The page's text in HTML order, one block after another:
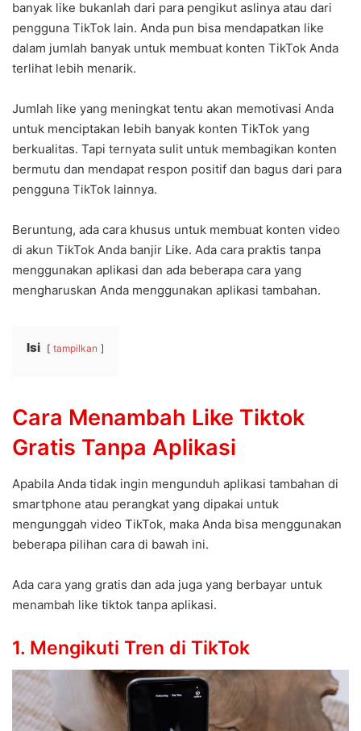
banyak like bukanlah dari para pengikut aslinya atau dari
pengguna TikTok lain. Anda pun bisa mendapatkan like
dalam jumlah banyak untuk membuat konten TikTok Anda
terlihat lebih menarik.
Jumlah like yang meningkat tentu akan memotivasi Anda
untuk menciptakan lebih banyak konten TikTok yang
berkualitas. Tapi ternyata sulit untuk membagikan konten
bermutu dan mendapat respon positif dan bagus dari para
pengguna TikTok lainnya.
Beruntung, ada cara khusus untuk membuat konten video
di akun TikTok Anda banjir Like. Ada cara praktis tanpa
menggunakan aplikasi dan ada beberapa cara yang
mengharuskan Anda menggunakan aplikasi tambahan.
Isi tampilkan
Cara Menambah Like Tiktok
Gratis Tanpa Aplikasi
Apabila Anda tidak ingin mengunduh aplikasi tambahan di
smartphone atau perangkat yang dipakai untuk
mengunggah video TikTok, maka Anda bisa menggunakan
beberapa pilihan cara di bawah ini.
Ada cara yang gratis dan ada juga yang berbayar untuk
menambah like tiktok tanpa aplikasi.
1. Mengikuti Tren di TikTok